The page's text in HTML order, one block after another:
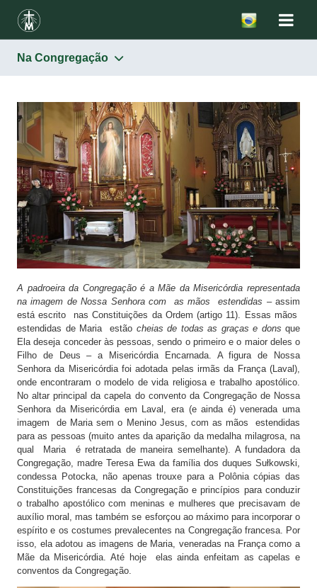
Na Congregação
Na Congregação
A padroeira da Congregação é a Mãe da Misericórdia representada
na imagem de Nossa Senhora com as mãos estendidas – assim
está escrito nas Constituições da Ordem (artigo 11). Essas mãos
estendidas de Maria estão cheias de todas as graças e dons que
Ela deseja conceder às pessoas, sendo o primeiro e o maior deles o
Filho de Deus – a Misericórdia Encarnada. A figura de Nossa
Senhora da Misericórdia foi adotada pelas irmãs da França (Laval),
onde encontraram o modelo de vida religiosa e trabalho apostólico.
No altar principal da capela do convento da Congregação de Nossa
Senhora da Misericórdia em Laval, era (e ainda é) venerada uma
imagem de Maria sem o Menino Jesus, com as mãos estendidas
para as pessoas (muito antes da aparição da medalha milagrosa, na
qual Maria é retratada de maneira semelhante). A fundadora da
Congregação, madre Teresa Ewa da família dos duques Sułkowski,
condessa Potocka, não apenas trouxe para a Polônia cópias das
Constituições francesas da Congregação e princípios para conduzir
o trabalho apostólico com meninas e mulheres que precisavam de
auxílio moral, mas também se esforçou ao máximo para incorporar o
espírito e os costumes prevalecentes na Congregação francesa. Por
isso, ela adotou as imagens de Maria, veneradas na França como a
Mãe da Misericórdia. Até hoje elas ainda enfeitam as capelas e
conventos da Congregação.